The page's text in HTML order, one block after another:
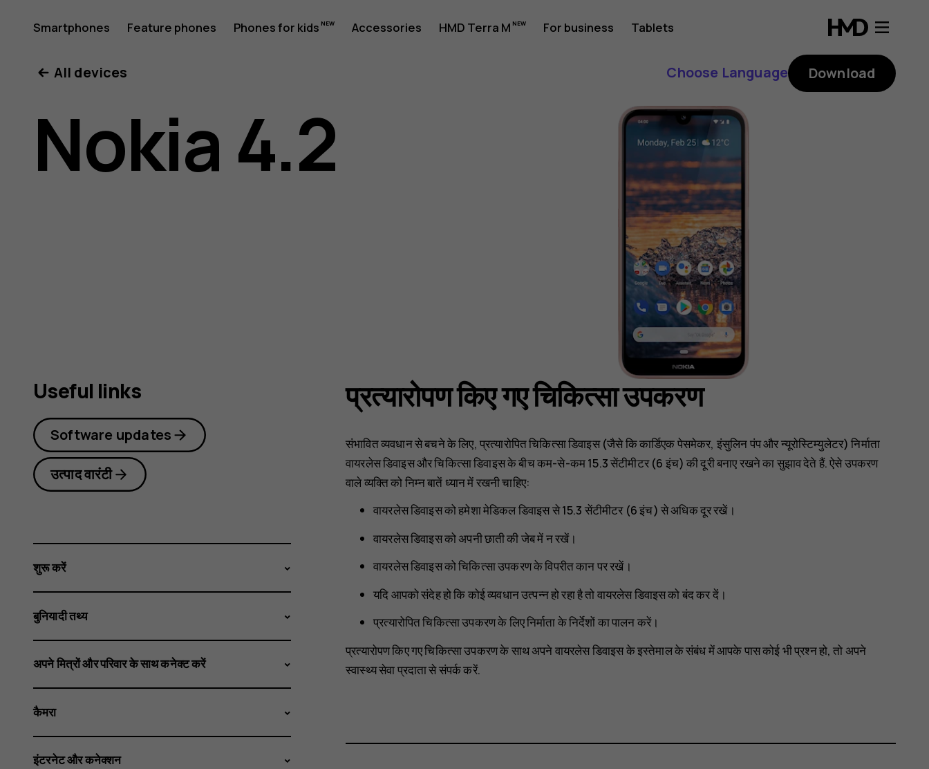
Nokia
4.2
User
Smartphones Feature phones Phones for kids Accessories HMD Terra M For business Tablets
All devices Choose Language Download
Nokia 4.2
प्रत्यारोपण किए गए चिकित्सा उपकरण
संभावित व्यवधान से बचने के लिए, प्रत्यारोपित चिकित्सा डिवाइस (जैसे कि कार्डिएक पेसमेकर, इंसुलिन पंप और न्यूरोस्टिम्युलेटर) निर्माता
वायरलेस डिवाइस और चिकित्सा डिवाइस के बीच कम-से-कम 15.3 सेंटीमीटर (6 इंच) की दूरी बनाए रखने का सुझाव देते हैं. ऐसे उपकरण
वाले व्यक्ति को निम्न बातें ध्यान में रखनी चाहिए:
वायरलेस डिवाइस को हमेशा मेडिकल डिवाइस से 15.3 सेंटीमीटर (6 इंच) से अधिक दूर रखें।
वायरलेस डिवाइस को अपनी छाती की जेब में न रखें।
वायरलेस डिवाइस को चिकित्सा उपकरण के विपरीत कान पर रखें।
यदि आपको संदेह हो कि कोई व्यवधान उत्पन्न हो रहा है तो वायरलेस डिवाइस को बंद कर दें।
प्रत्यारोपित चिकित्सा उपकरण के लिए निर्माता के निर्देशों का पालन करें।
प्रत्यारोपण किए गए चिकित्सा उपकरण के साथ अपने वायरलेस डिवाइस के इस्तेमाल के संबंध में आपके पास कोई भी प्रश्न हो, तो अपने
स्वास्थ्य सेवा प्रदाता से संपर्क करें.
Useful links
Software updates
उत्पाद वारंटी
शुरू करें
बुनियादी तथ्य
अपने मित्रों और परिवार के साथ कनेक्ट करें
कैमरा
इंटरनेट और कनेक्शन